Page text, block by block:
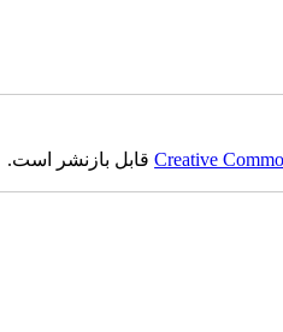
Creativeقابل بازنشر است.